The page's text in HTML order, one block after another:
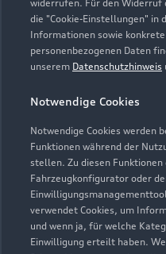
widerrufen. Für den Widerruf
die "Cookie-Einstellungen" in
Informationen sowie
personenbezogenen Daten
unserem Datenschutzhinweis
Notwendige Cookies
Notwendige Cookies werden
Funktionen während der
stellen. Zu diesen
Fahrzeugkonfigurator oder
verwendet Cookies, um
und wenn ja, für welche
Einwilligung erteilt haben.
Montag - Freitag
Samstag
Modelle